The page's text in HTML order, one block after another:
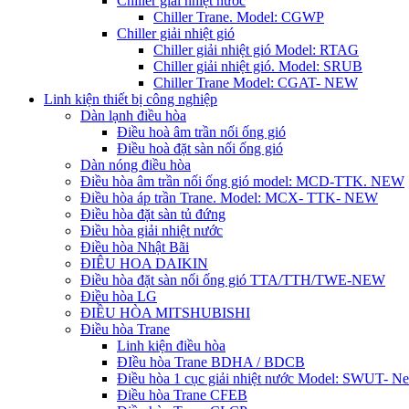
Chiller Trane. Model: CGWP
Chiller giải nhiệt gió
Chiller giải nhiệt gió Model: RTAG
Chiller giải nhiệt gió. Model: SRUB
Chiller Trane Model: CGAT- NEW
Linh kiện thiết bị công nghiệp
Dàn lạnh điều hòa
Điều hoà âm trần nối ống gió
Điều hoà đặt sàn nối ống gió
Dàn nóng điều hòa
Điều hòa âm trần nối ống gió model: MCD-TTK. NEW
Điều hòa áp trần Trane. Model: MCX- TTK- NEW
Điều hòa đặt sàn tủ đứng
Điều hòa giải nhiệt nước
Điều hòa Nhật Bãi
ĐIÊU HOA DAIKIN
Điều hòa đặt sàn nối ống gió TTA/TTH/TWE-NEW
Điều hòa LG
ĐIỀU HÒA MITSHUBISHI
Điều hòa Trane
Linh kiện điều hòa
ĐIều hòa Trane BDHA / BDCB
Điều hòa 1 cục giải nhiệt nước Model: SWUT-
Điều hòa Trane CFEB